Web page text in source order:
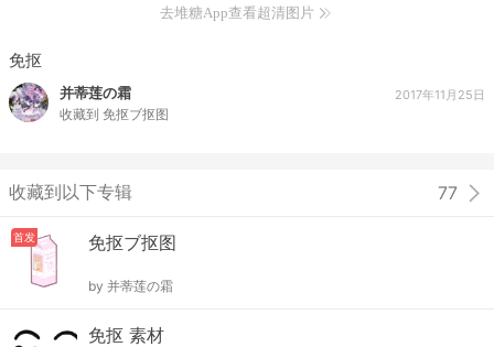
去堆糖App查看超清图片
免抠
并蒂莲の霜
收藏到 免抠ブ抠图
2017年11月25日
收藏到以下专辑 77
首发 免抠ブ抠图
by 并蒂莲の霜
免抠 素材